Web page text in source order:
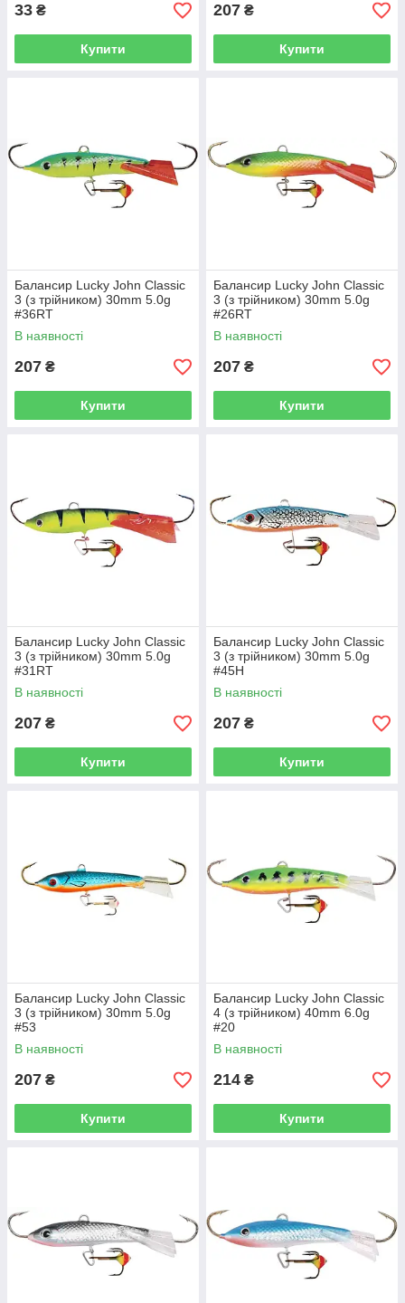
33 ₴
Купити
207 ₴
Купити
Балансир Lucky John Classic
3 (з трійником) 30mm 5.0g
#36RT
В наявності
207 ₴
Купити
Балансир Lucky John Classic
3 (з трійником) 30mm 5.0g
#26RT
В наявності
207 ₴
Купити
Балансир Lucky John Classic
3 (з трійником) 30mm 5.0g
#31RT
В наявності
207 ₴
Купити
Балансир Lucky John Classic
3 (з трійником) 30mm 5.0g
#45H
В наявності
207 ₴
Купити
Балансир Lucky John Classic
3 (з трійником) 30mm 5.0g
#53
В наявності
207 ₴
Купити
Балансир Lucky John Classic
4 (з трійником) 40mm 6.0g
#20
В наявності
214 ₴
Купити